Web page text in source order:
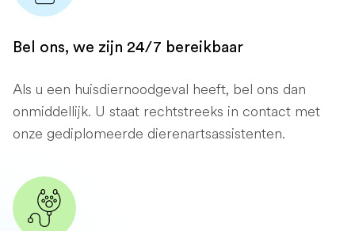
Bel ons, we zijn 24/7 bereikbaar
Als u een huisdiernoodgeval heeft, bel ons dan
onmiddellijk. U staat rechtstreeks in contact met
onze gediplomeerde dierenartsassistenten.